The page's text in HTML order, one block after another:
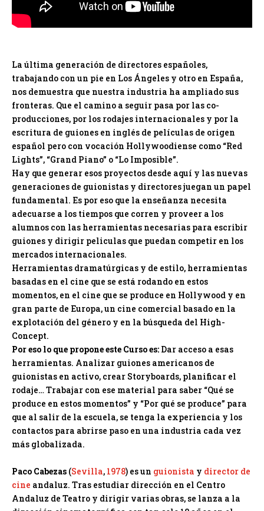
La última generación de directores españoles,
trabajando con un pie en Los Ángeles y otro en España,
nos demuestra que nuestra industria ha ampliado sus
fronteras. Que el camino a seguir pasa por las co-
producciones, por los rodajes internacionales y por la
escritura de guiones en inglés de películas de origen
español pero con vocación Hollywoodiense como “Red
Lights”, “Grand Piano” o “Lo Imposible”.
Hay que generar esos proyectos desde aquí y las nuevas
generaciones de guionistas y directores juegan un papel
fundamental. Es por eso que la enseñanza necesita
adecuarse a los tiempos que corren y proveer a los
alumnos con las herramientas necesarias para escribir
guiones y dirigir peliculas que puedan competir en los
mercados internacionales.
Herramientas dramatúrgicas y de estilo, herramientas
basadas en el cine que se está rodando en estos
momentos, en el cine que se produce en Hollywood y en
gran parte de Europa, un cine comercial basado en la
explotación del género y en la búsqueda del High-
Concept.
Por eso lo que propone este Curso es: Dar acceso a esas
herramientas. Analizar guiones americanos de
guionistas en activo, crear Storyboards, planificar el
rodaje… Trabajar con ese material para saber “Qué se
produce en estos momentos” y “Por qué se produce” para
que al salir de la escuela, se tenga la experiencia y los
contactos para abrirse paso en una industria cada vez
más globalizada.
Paco Cabezas (Sevilla, 1978) es un guionista y director de
cine andaluz. Tras estudiar dirección en el Centro
Andaluz de Teatro y dirigir varias obras, se lanza a la